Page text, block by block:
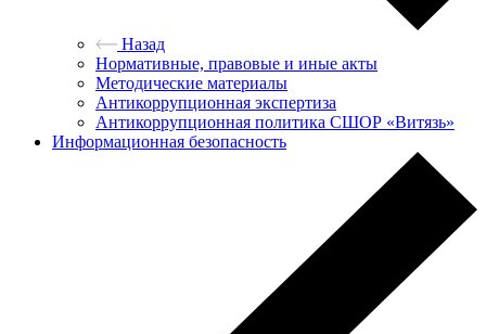
Назад
Нормативные, правовые и иные акты
Методические материалы
Антикоррупционная экспертиза
Антикоррупционная политика СШОР «Витязь»
Информационная безопасность